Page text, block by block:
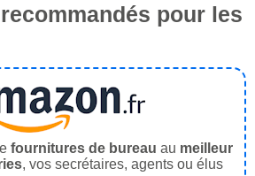
pour les
fournitures de bureau au meilleur
, vos secrétaires, agents ou élus